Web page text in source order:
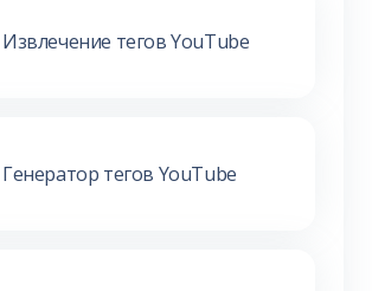
Извлечение тегов YouTube
Генератор тегов YouTube